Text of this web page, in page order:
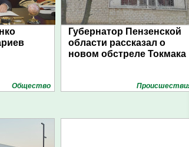
Общество
Губернатор Пензенской
области рассказал о
новом обстреле Токмака